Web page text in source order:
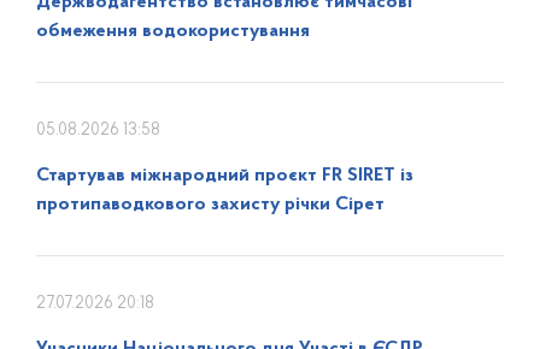
обмеження водокористування
05.08.2026 13:58
Стартував міжнародний проєкт FR SIRET із
протипаводкового захисту річки Сірет
27.07.2026 20:18